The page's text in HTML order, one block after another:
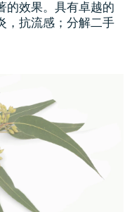
的效果。具有卓越的
，抗流感；分解二手